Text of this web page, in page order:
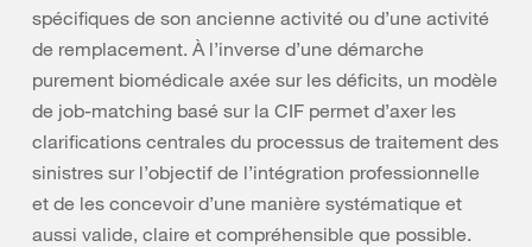
spécifiques de son ancienne activité ou d’une activité
de remplacement. À l’inverse d’une démarche
purement biomédicale axée sur les déficits, un modèle
de job-matching basé sur la CIF permet d’axer les
clarifications centrales du processus de traitement des
sinistres sur l’objectif de l’intégration professionnelle
et de les concevoir d’une manière systématique et
aussi valide, claire et compréhensible que possible.